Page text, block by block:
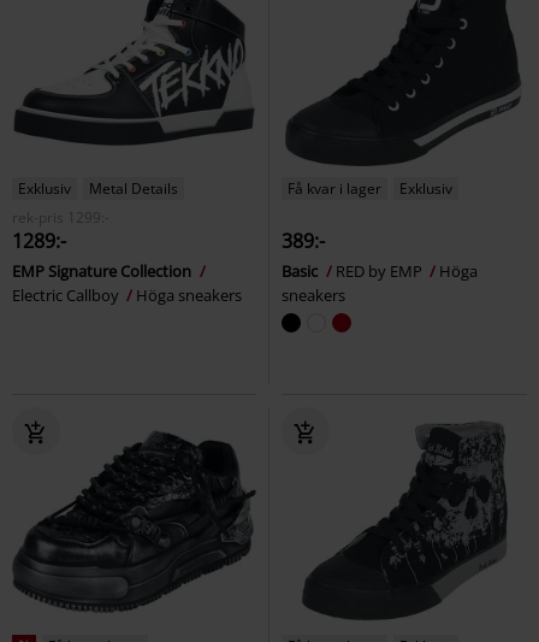
Exklusiv
Metal Details
rek-pris
1299:-
1289:-
EMP Signature Collection
Electric Callboy
Höga sneakers
Få kvar i lager Exklusiv
389:-
Basic RED by EMP
Höga
sneakers